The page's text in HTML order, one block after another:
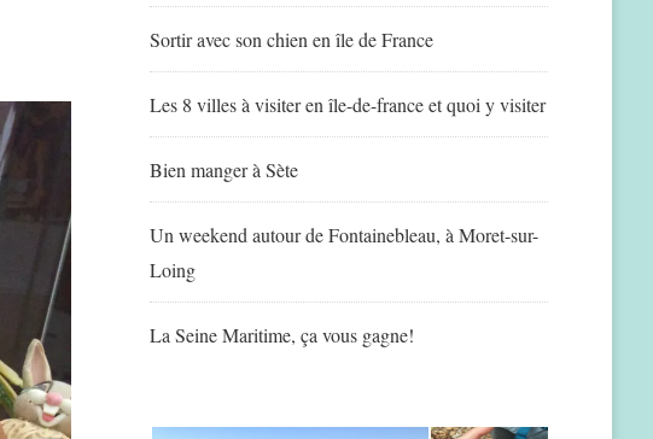
Sortir avec son chien en île de France
Les 8 villes à visiter en île-de-france et quoi y visiter
Bien manger à Sète
Un weekend autour de Fontainebleau, à Moret-sur-
Loing
La Seine Maritime, ça vous gagne!